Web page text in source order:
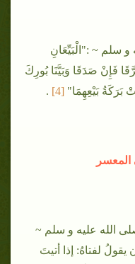
سلم ~ :"الْبَيِّعَانِ
فَإِنْ صَدَقَا وَبَيَّنَا بُورِكَ
بَرَكَةُ بَيْعِهِمَا" [4
]
.
المعسر
الله عليه و سلم ~
لفتاهُ: إذا أتيتَ